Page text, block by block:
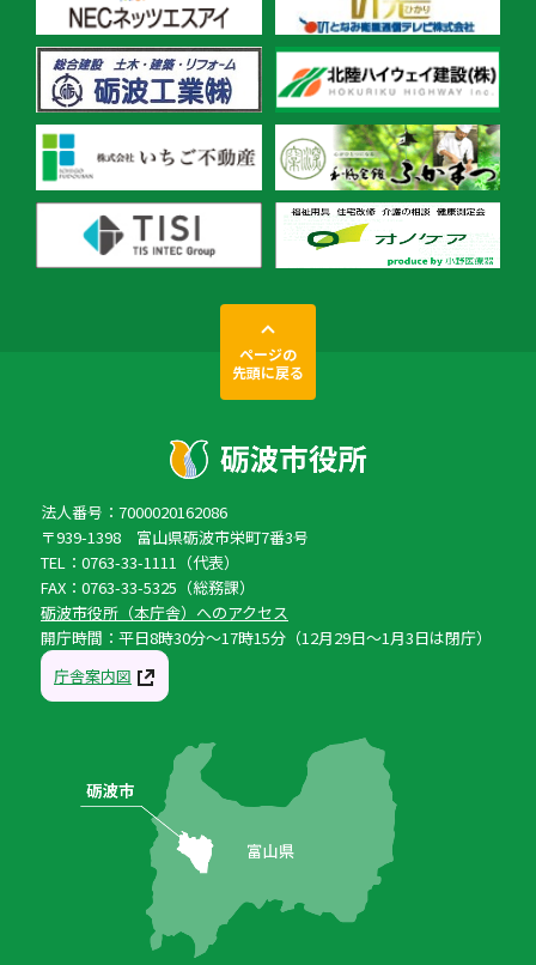
ページの
先頭に戻る
法人番号：7000020162086
〒939-1398 富山県砺波市栄町7番3号
TEL：0763-33-1111（代表）
FAX：0763-33-5325（総務課）
砺波市役所（本庁舎）へのアクセス
開庁時間：平日8時30分〜17時15分（12月29日〜1月3日は閉庁）
庁舎案内図